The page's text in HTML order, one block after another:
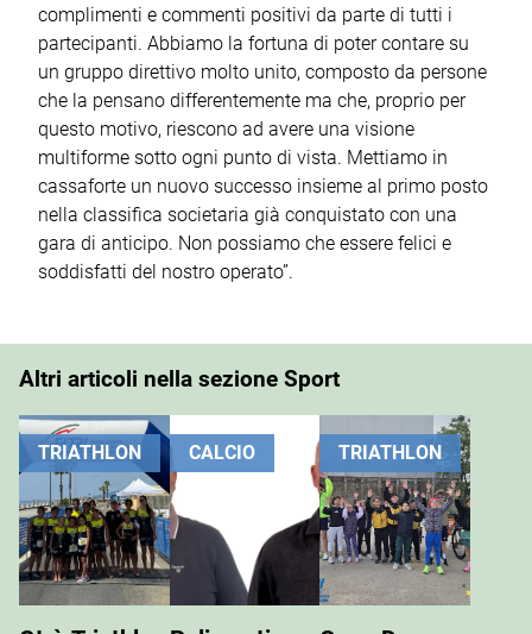
complimenti e commenti positivi da parte di tutti i
partecipanti. Abbiamo la fortuna di poter contare su
un gruppo direttivo molto unito, composto da persone
che la pensano differentemente ma che, proprio per
questo motivo, riescono ad avere una visione
multiforme sotto ogni punto di vista. Mettiamo in
cassaforte un nuovo successo insieme al primo posto
nella classifica societaria già conquistato con una
gara di anticipo. Non possiamo che essere felici e
soddisfatti del nostro operato”.
Altri articoli nella sezione Sport
TRIATHLON CALCIO TRIATHLON